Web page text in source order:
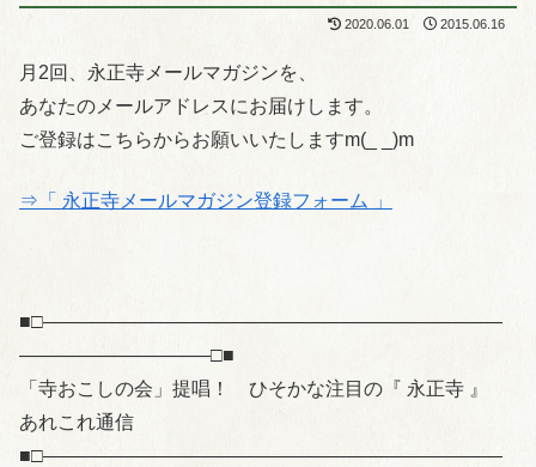
2020.06.01 2015.06.16
月2回、永正寺メールマガジンを、
あなたのメールアドレスにお届けします。
ご登録はこちらからお願いいたしますm(_ _)m
⇒「 永正寺メールマガジン登録フォーム 」
■□――――――――――――――――――――――――
――――――――――□■
「寺おこしの会」提唱！ ひそかな注目の『 永正寺 』
あれこれ通信
■□――――――――――――――――――――――――